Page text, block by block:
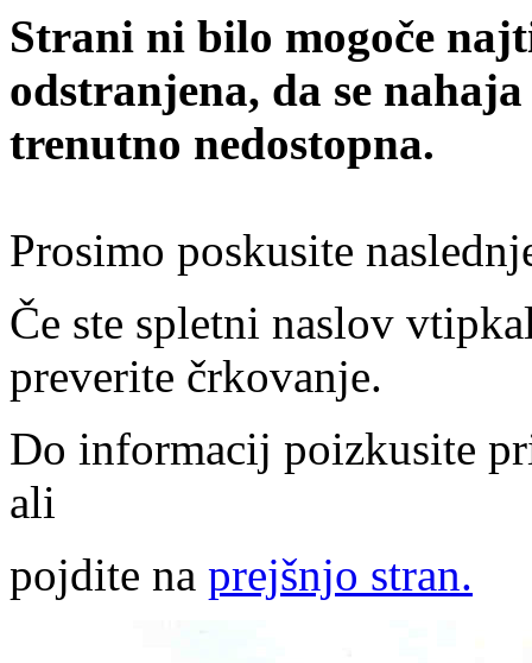
Strani ni bilo mogoče
odstranjena, da se
trenutno nedostopna.
Prosimo poskusite
Če ste spletni naslov
preverite črkovanje.
Do informacij poizkusite
ali
pojdite na prejšnjo stran.